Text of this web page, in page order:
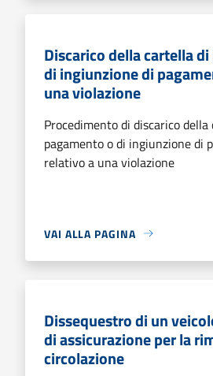
Discarico della cartella
di ingiunzione di
una violazione
Procedimento di discarico
pagamento o di ingiunzione di
relativo a una violazione
VAI ALLA PAGINA
Dissequestro di un
di assicurazione per la
circolazione